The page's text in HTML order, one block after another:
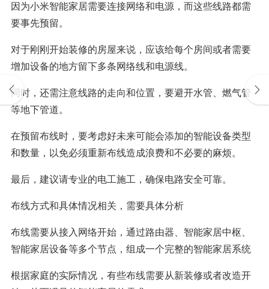
因为小米智能家居需要连接网络和电源，而这些线路都需
要事先预留。
对于刚刚开始装修的房屋来说，应该给每个房间或者需要
增加设备的地方留下多条网络线和电源线。
同时，还需注意线路的走向和位置，要避开水管、燃气管
等地下管道。
在预留布线时，要考虑好未来可能会添加的智能设备类型
和数量，以免必须重新布线造成浪费和不必要的麻烦。
最后，建议请专业的电工施工，确保电路安全可靠。
布线方式和具体情况相关，需要具体分析
布线需要从接入网络开始，通过路由器、智能家居中枢、
智能家居设备等多个节点，组成一个完整的智能家居系统
根据家庭的实际情况，有些布线需要从新装修或者改造开